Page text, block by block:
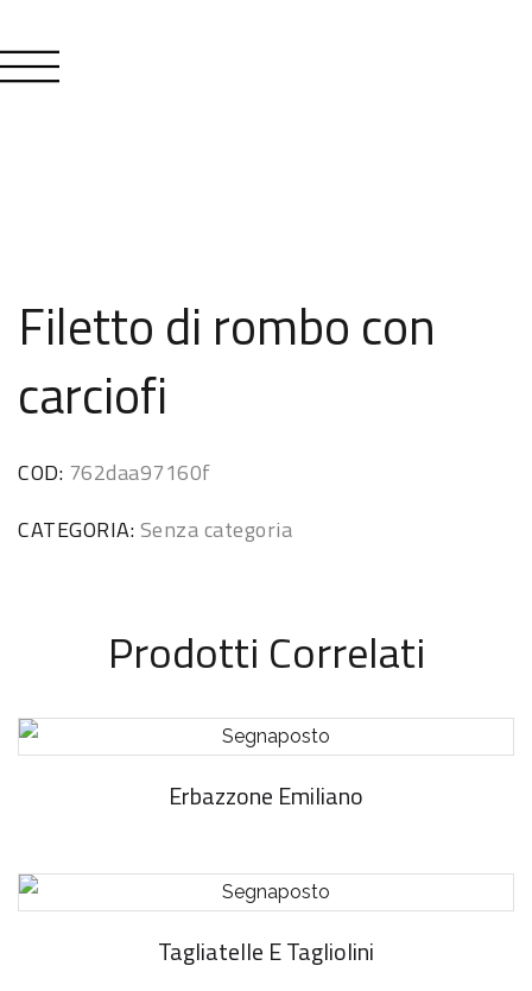
Filetto di rombo con
carciofi
COD: 762daa97160f
CATEGORIA:Senza categoria
Prodotti Correlati
Erbazzone Emiliano
Tagliatelle E Tagliolini